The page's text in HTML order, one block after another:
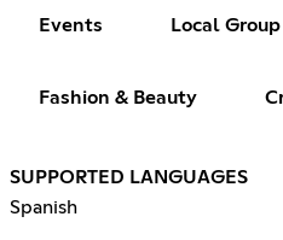
Events Local Group
Fashion & Beauty
SUPPORTED LANGUAGES
Spanish